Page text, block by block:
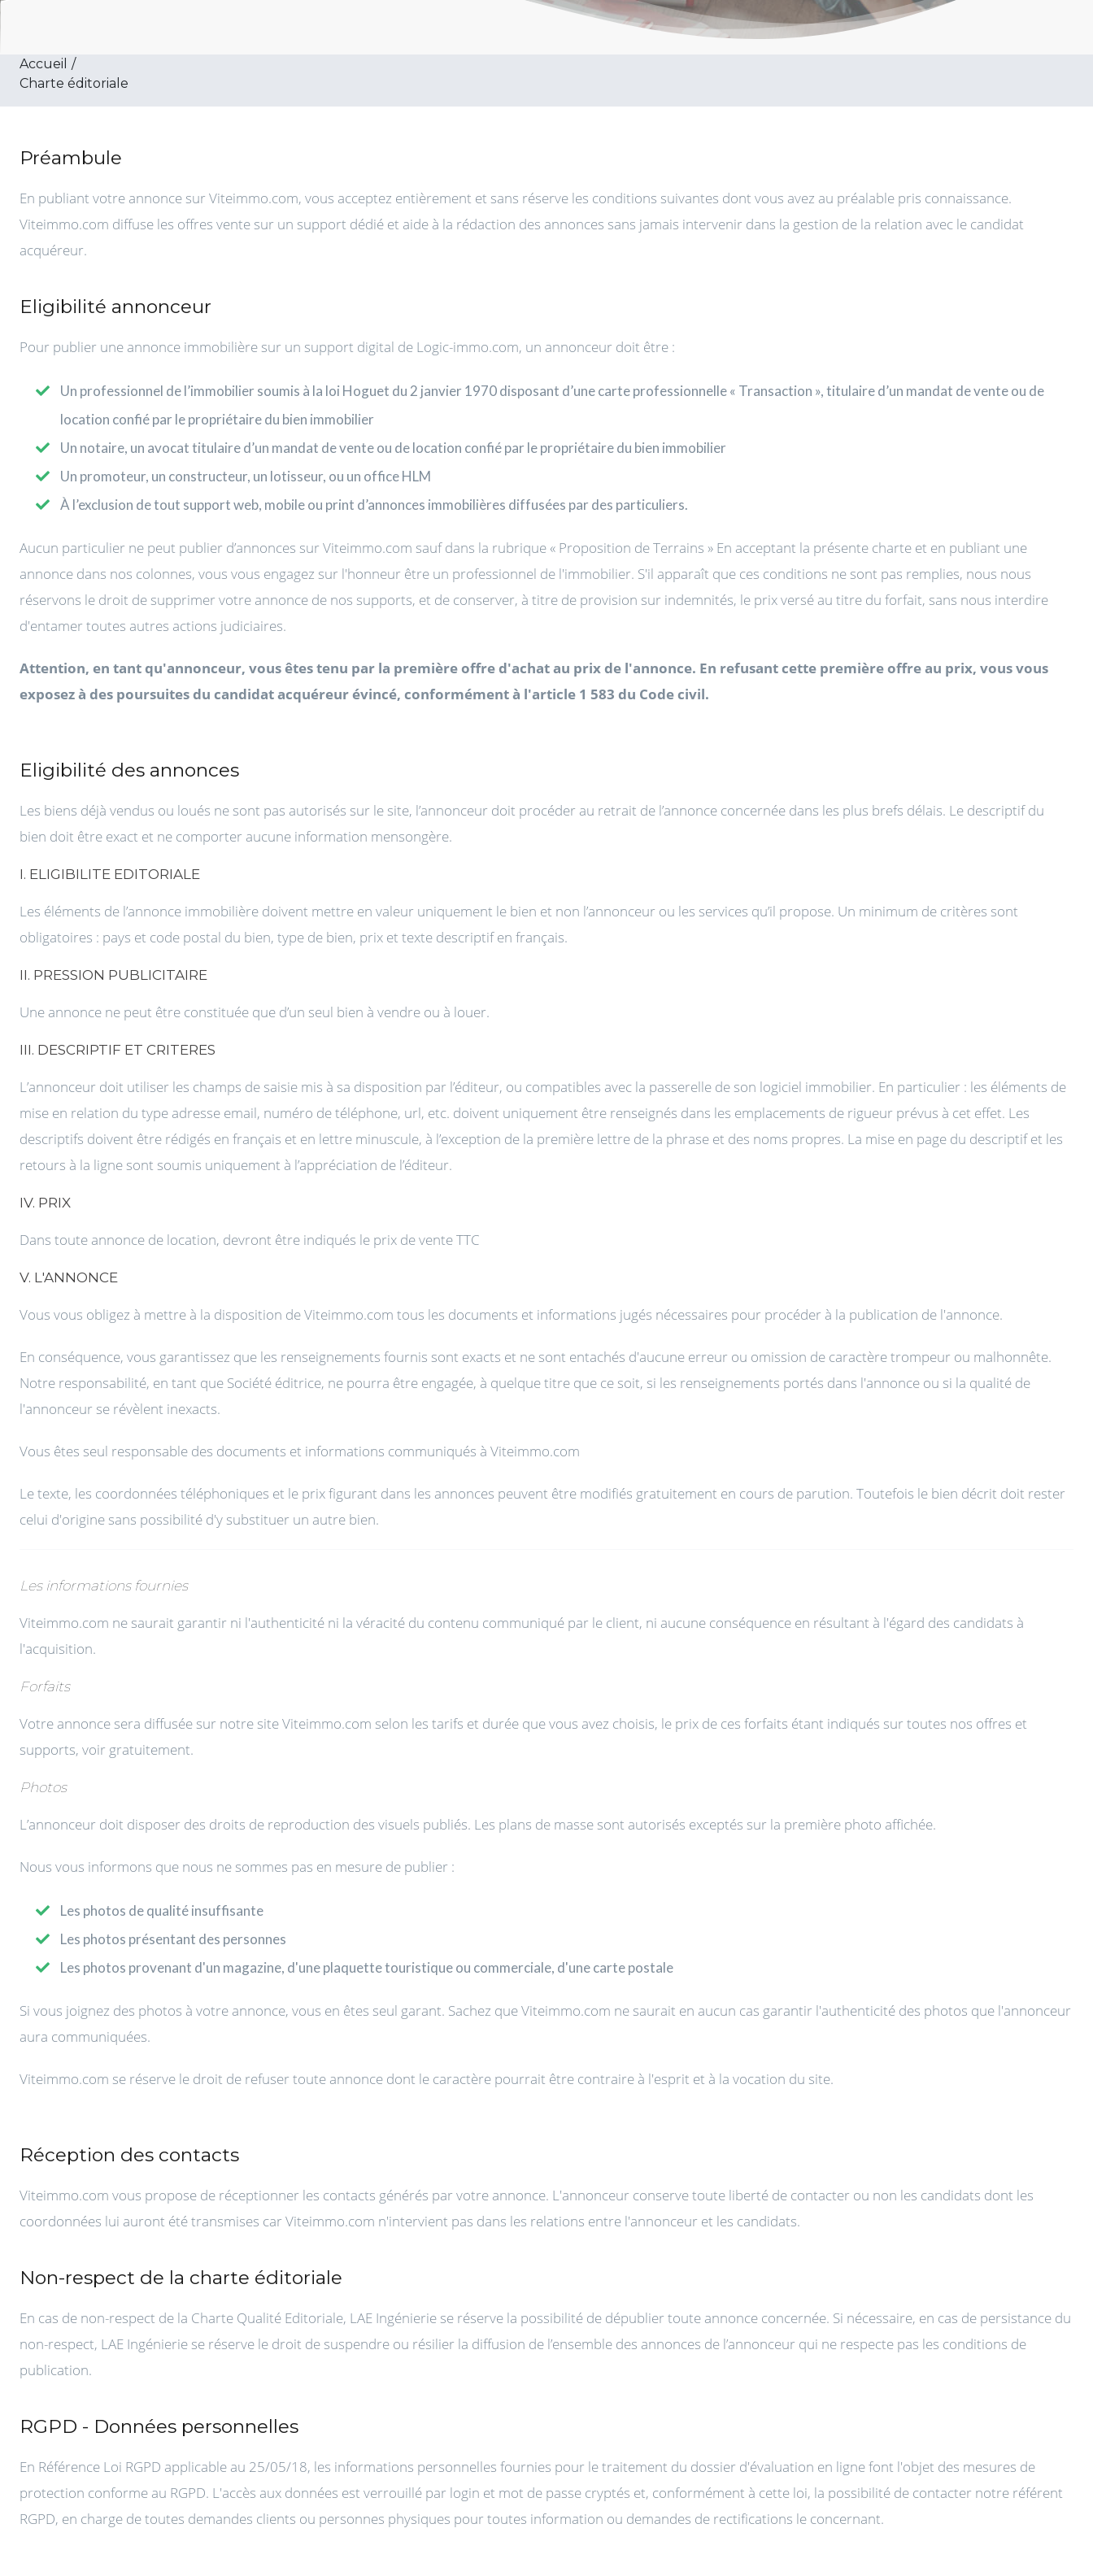
Accueil /
Charte éditoriale
Préambule
En publiant votre annonce sur Viteimmo.com, vous acceptez entièrement et sans réserve les conditions suivantes dont vous avez au préalable pris connaissance.
Viteimmo.com diffuse les offres vente sur un support dédié et aide à la rédaction des annonces sans jamais intervenir dans la gestion de la relation avec le candidat
acquéreur.
Eligibilité annonceur
Pour publier une annonce immobilière sur un support digital de Logic-immo.com, un annonceur doit être :
Un professionnel de l’immobilier soumis à la loi Hoguet du 2 janvier 1970 disposant d’une carte professionnelle « Transaction », titulaire d’un mandat de vente ou de
location confié par le propriétaire du bien immobilier
Un notaire, un avocat titulaire d’un mandat de vente ou de location confié par le propriétaire du bien immobilier
Un promoteur, un constructeur, un lotisseur, ou un office HLM
À l’exclusion de tout support web, mobile ou print d’annonces immobilières diffusées par des particuliers.
Aucun particulier ne peut publier d’annonces sur Viteimmo.com sauf dans la rubrique « Proposition de Terrains » En acceptant la présente charte et en publiant une
annonce dans nos colonnes, vous vous engagez sur l'honneur être un professionnel de l'immobilier. S'il apparaît que ces conditions ne sont pas remplies, nous nous
réservons le droit de supprimer votre annonce de nos supports, et de conserver, à titre de provision sur indemnités, le prix versé au titre du forfait, sans nous interdire
d'entamer toutes autres actions judiciaires.
Attention, en tant qu'annonceur, vous êtes tenu par la première offre d'achat au prix de l'annonce. En refusant cette première offre au prix, vous vous
exposez à des poursuites du candidat acquéreur évincé, conformément à l'article 1 583 du Code civil.
Eligibilité des annonces
Les biens déjà vendus ou loués ne sont pas autorisés sur le site, l’annonceur doit procéder au retrait de l’annonce concernée dans les plus brefs délais. Le descriptif du
bien doit être exact et ne comporter aucune information mensongère.
I. ELIGIBILITE EDITORIALE
Les éléments de l’annonce immobilière doivent mettre en valeur uniquement le bien et non l’annonceur ou les services qu’il propose. Un minimum de critères sont
obligatoires : pays et code postal du bien, type de bien, prix et texte descriptif en français.
II. PRESSION PUBLICITAIRE
Une annonce ne peut être constituée que d’un seul bien à vendre ou à louer.
III. DESCRIPTIF ET CRITERES
L’annonceur doit utiliser les champs de saisie mis à sa disposition par l’éditeur, ou compatibles avec la passerelle de son logiciel immobilier. En particulier : les éléments de
mise en relation du type adresse email, numéro de téléphone, url, etc. doivent uniquement être renseignés dans les emplacements de rigueur prévus à cet effet. Les
descriptifs doivent être rédigés en français et en lettre minuscule, à l’exception de la première lettre de la phrase et des noms propres. La mise en page du descriptif et les
retours à la ligne sont soumis uniquement à l’appréciation de l’éditeur.
IV. PRIX
Dans toute annonce de location, devront être indiqués le prix de vente TTC
V. L'ANNONCE
Vous vous obligez à mettre à la disposition de Viteimmo.com tous les documents et informations jugés nécessaires pour procéder à la publication de l'annonce.
En conséquence, vous garantissez que les renseignements fournis sont exacts et ne sont entachés d'aucune erreur ou omission de caractère trompeur ou malhonnête.
Notre responsabilité, en tant que Société éditrice, ne pourra être engagée, à quelque titre que ce soit, si les renseignements portés dans l'annonce ou si la qualité de
l'annonceur se révèlent inexacts.
Vous êtes seul responsable des documents et informations communiqués à Viteimmo.com
Le texte, les coordonnées téléphoniques et le prix figurant dans les annonces peuvent être modifiés gratuitement en cours de parution. Toutefois le bien décrit doit rester
celui d'origine sans possibilité d'y substituer un autre bien.
Les informations fournies
Viteimmo.com ne saurait garantir ni l'authenticité ni la véracité du contenu communiqué par le client, ni aucune conséquence en résultant à l'égard des candidats à
l'acquisition.
Forfaits
Votre annonce sera diffusée sur notre site Viteimmo.com selon les tarifs et durée que vous avez choisis, le prix de ces forfaits étant indiqués sur toutes nos offres et
supports, voir gratuitement.
Photos
L’annonceur doit disposer des droits de reproduction des visuels publiés. Les plans de masse sont autorisés exceptés sur la première photo affichée.
Nous vous informons que nous ne sommes pas en mesure de publier :
Les photos de qualité insuffisante
Les photos présentant des personnes
Les photos provenant d'un magazine, d'une plaquette touristique ou commerciale, d'une carte postale
Si vous joignez des photos à votre annonce, vous en êtes seul garant. Sachez que Viteimmo.com ne saurait en aucun cas garantir l'authenticité des photos que l'annonceur
aura communiquées.
Viteimmo.com se réserve le droit de refuser toute annonce dont le caractère pourrait être contraire à l'esprit et à la vocation du site.
Réception des contacts
Viteimmo.com vous propose de réceptionner les contacts générés par votre annonce. L'annonceur conserve toute liberté de contacter ou non les candidats dont les
coordonnées lui auront été transmises car Viteimmo.com n'intervient pas dans les relations entre l'annonceur et les candidats.
Non-respect de la charte éditoriale
En cas de non-respect de la Charte Qualité Editoriale, LAE Ingénierie se réserve la possibilité de dépublier toute annonce concernée. Si nécessaire, en cas de persistance du
non-respect, LAE Ingénierie se réserve le droit de suspendre ou résilier la diffusion de l’ensemble des annonces de l’annonceur qui ne respecte pas les conditions de
publication.
RGPD - Données personnelles
En Référence Loi RGPD applicable au 25/05/18, les informations personnelles fournies pour le traitement du dossier d'évaluation en ligne font l'objet des mesures de
protection conforme au RGPD. L'accès aux données est verrouillé par login et mot de passe cryptés et, conformément à cette loi, la possibilité de contacter notre référent
RGPD, en charge de toutes demandes clients ou personnes physiques pour toutes information ou demandes de rectifications le concernant.